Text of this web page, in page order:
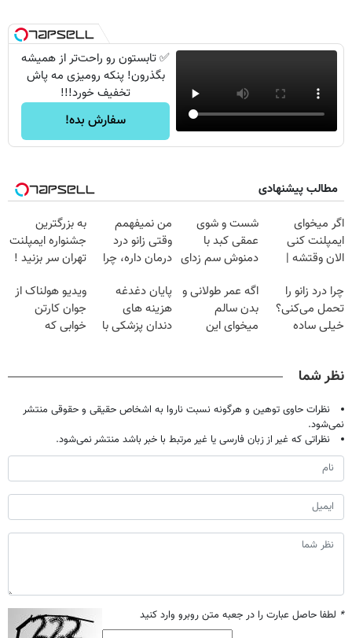
✅ تابستون رو راحت‌تر از همیشه
بگذرون! پنکه رومیزی مه پاش
تخفیف خورد!!!
سفارش بده!
مطالب پیشنهادی
اگر میخوای
ایمپلنت کنی
الان وقتشه |
میلیون تومان!!!
شست و شوی
عمقی کبد با
دمنوش سم زدای
من نمیفهمم
وقتی زانو درد
درمان داره، چرا
تحمل میکنی؟❗
به بزرگترین
جشنواره ایمپلنت
تهران سر بزنید !
میلیون !
چرا درد زانو را
تحمل می‌کنی؟
خیلی ساده
اگه عمر طولانی و
بدن سالم
میخوای این
پایان دغدغه
هزینه های
دندان پزشکی با
ویدیو هولناک از
جوان کارتن
خوابی که
نظر شما
نظرات حاوی توهین و هرگونه نسبت ناروا به اشخاص حقیقی و حقوقی منتشر
نمی‌شود.
نظراتی که غیر از زبان فارسی یا غیر مرتبط با خبر باشد منتشر نمی‌شود.
* لطفا حاصل عبارت را در جعبه متن روبرو وارد کنید